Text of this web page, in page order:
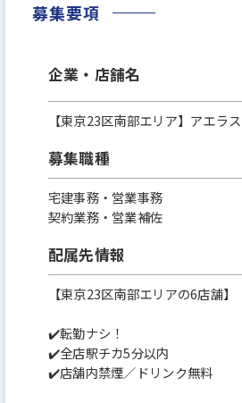
募集要項
企業・店舗名
【東京23区南部エリア】アエラ
募集職種
宅建事務・営業事務
契約業務・営業補佐
配属先情報
【東京23区南部エリアの6店舗】
✔️転勤ナシ！
✔️全店駅チカ5分以内
✔️店舗内禁煙／ドリンク無料